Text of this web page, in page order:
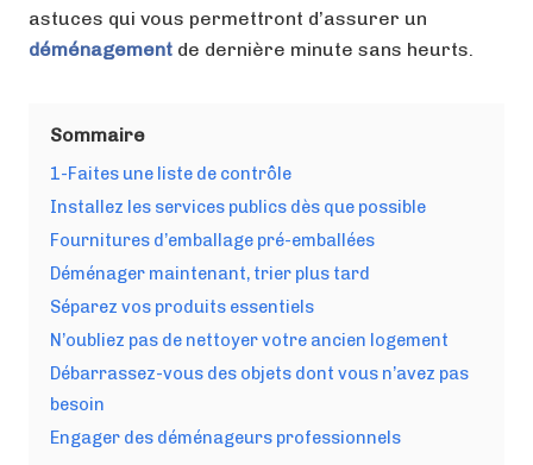
astuces qui vous permettront d’assurer un
déménagement de dernière minute sans heurts.
Sommaire
1-Faites une liste de contrôle
Installez les services publics dès que possible
Fournitures d’emballage pré-emballées
Déménager maintenant, trier plus tard
Séparez vos produits essentiels
N’oubliez pas de nettoyer votre ancien logement
Débarrassez-vous des objets dont vous n’avez pas
besoin
Engager des déménageurs professionnels